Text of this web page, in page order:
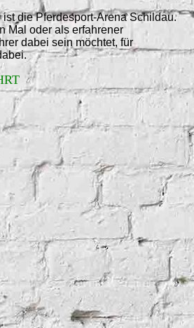
die Pferdesport-Arena Schildau.
Mal oder als erfahrener
dabei sein möchtet, für